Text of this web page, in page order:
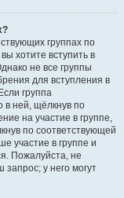
группах по
хотите вступить в
не все группы
для вступления в
группа
в ней, щёлкнув по
на участие в группе,
по соответствующей
участие в группе и
Пожалуйста, не
у него могут